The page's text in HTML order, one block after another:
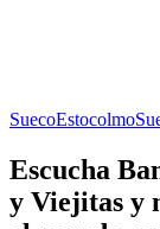
SuecoEstocolmo
Escucha
y Viejitas y